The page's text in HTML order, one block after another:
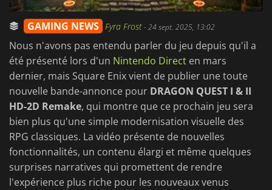
GAMING NEWS Fyra Frost-24 sept. 2025, 13:02
Nous n'avons pas entendu parler du jeu depuis qu'il a
été présenté lors d'un Nintendo Direct en mars
dernier, mais Square Enix vient de publier une toute
nouvelle bande-annonce pour DRAGON QUEST I & II
HD-2D Remake, qui montre que ce prochain jeu sera
bien plus qu'une simple modernisation visuelle des
RPG classiques. La vidéo présente de nouvelles
fonctionnalités, un contenu élargi et même quelques
surprises narratives qui promettent de rendre
l'expérience plus riche pour les nouveaux venus